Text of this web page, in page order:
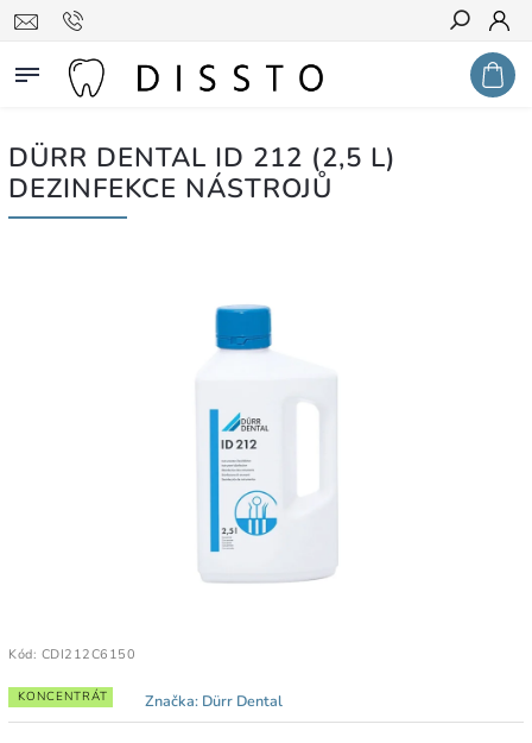
Hledat
DÜRR DENTAL ID 212 (2,5 L)
DEZINFEKCE NÁSTROJŮ
Kód: CDI212C6150
KONCENTRÁT Značka: Dürr Dental